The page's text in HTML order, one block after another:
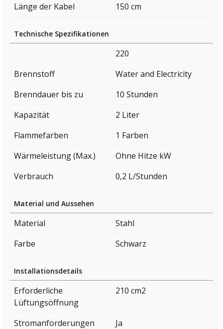
Länge der Kabel
150 cm
Technische Spezifikationen
220
Brennstoff
Water and Electricity
Brenndauer bis zu
10 Stunden
Kapazität
2 Liter
Flammefarben
1 Farben
Wärmeleistung (Max.)
Ohne Hitze kW
Verbrauch
0,2 L/Stunden
Material und Aussehen
Material
Stahl
Farbe
Schwarz
Installationsdetails
Erforderliche
Lüftungsöffnung
210 cm2
Stromanforderungen Ja